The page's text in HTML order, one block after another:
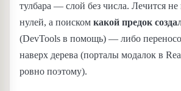
тулбара — слой без числа. Лечится
нулей, а поиском какой предок
(DevTools в помощь) — либо
наверх дерева (порталы модалок в
ровно поэтому).